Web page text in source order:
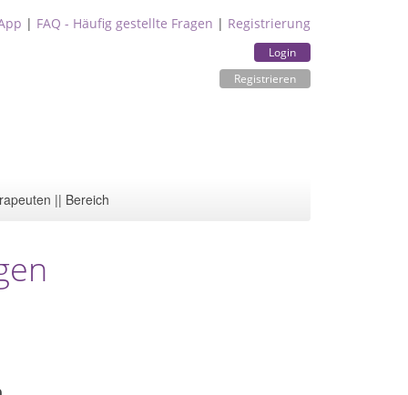
| FAQ - Häufig gestellte Fragen | Registrierung
Login
Registrieren
|| Bereich